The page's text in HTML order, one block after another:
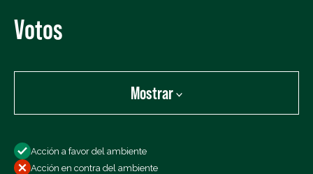
Votos
Mostrar
Todos los votos
Acción a favor del ambiente
Acción en contra del ambiente